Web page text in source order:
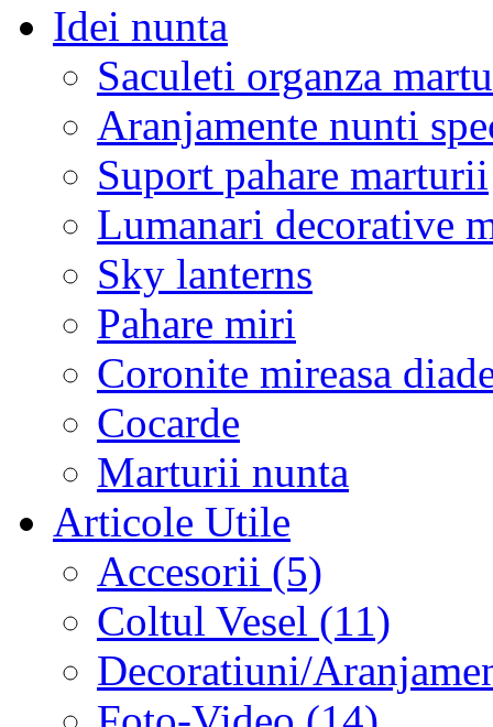
Idei nunta
Saculeti organza
Aranjamente nunti
Suport pahare marturii
Lumanari decorative
Sky lanterns
Pahare miri
Coronite mireasa
Cocarde
Marturii nunta
Articole Utile
Accesorii (5)
Coltul Vesel (11)
Decoratiuni/